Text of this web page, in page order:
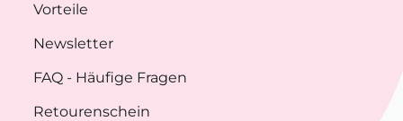
Vorteile
Newsletter
FAQ - Häufige Fragen
Retourenschein